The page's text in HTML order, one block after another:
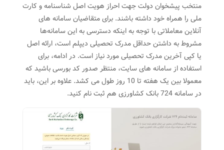
منتخب پیشخوان دولت جهت احراز هویت اصل شناسنامه و کارت
ملی را همراه خود داشته باشند. برای متقاضیان سامانه های
آنلاین معاملاتی با توجه به اینکه دسترسی به این سامانه‌ها
مشروط به داشتن حداقل مدرک تحصیلی دیپلم است، ارائه اصل
یا کپی آخرین مدرک تحصیلی مورد نیاز است. در ادامه، برای
استفاده از سامانه های سایت، منتظر صدور کد بورسی باشید که
معمولا بین یک هفته تا 10 روز طول می کشد. علاوه بر این، باید
در سامانه 724 بانک کشاورزی هم ثبت نام کنید.